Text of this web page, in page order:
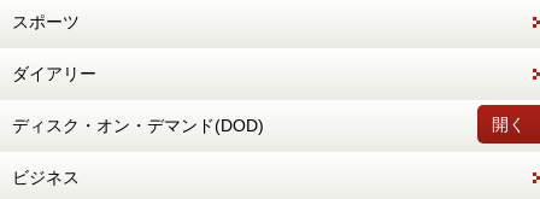
スポーツ
ダイアリー
開く
ディスク・オン・デマンド(DOD)
ビジネス